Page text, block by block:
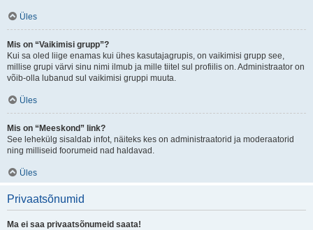
Üles
Mis on “Vaikimisi grupp”?
Kui sa oled liige enamas kui ühes kasutajagrupis, on vaikimisi grupp see,
millise grupi värvi sinu nimi ilmub ja mille tiitel sul profiilis on. Administraator on
võib-olla lubanud sul vaikimisi gruppi muuta.
Üles
Mis on “Meeskond” link?
See lehekülg sisaldab infot, näiteks kes on administraatorid ja moderaatorid
ning milliseid foorumeid nad haldavad.
Üles
Privaatsõnumid
Ma ei saa privaatsõnumeid saata!